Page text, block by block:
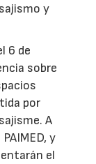
y
6 de
sobre
por
A
y
el